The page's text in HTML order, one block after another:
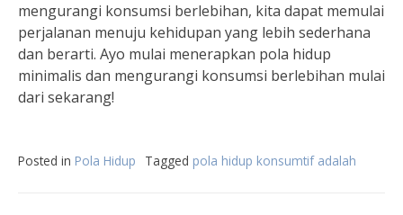
mengurangi konsumsi berlebihan, kita dapat memulai
perjalanan menuju kehidupan yang lebih sederhana
dan berarti. Ayo mulai menerapkan pola hidup
minimalis dan mengurangi konsumsi berlebihan mulai
dari sekarang!
Posted in Pola Hidup Tagged pola hidup konsumtif adalah